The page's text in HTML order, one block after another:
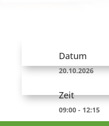
Datum
20.10.2026
Zeit
09:00 - 12:15